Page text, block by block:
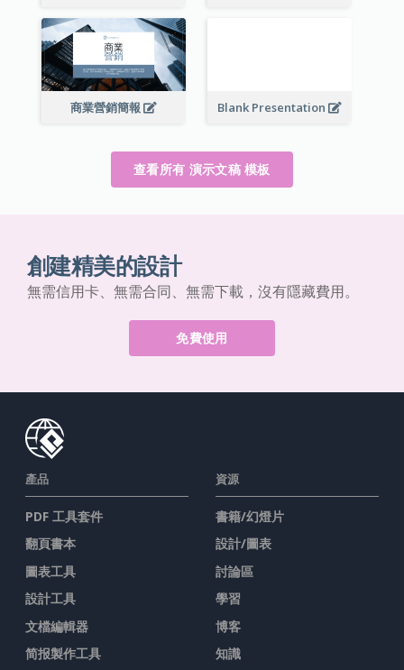
商業營銷簡報 Blank Presentation
查看所有 演示文稿 模板
創建精美的設計
無需信用卡、無需合同、無需下載，沒有隱藏費用。
免費使用
產品
PDF 工具套件
翻頁書本
圖表工具
設計工具
文檔編輯器
简报製作工具
資源
書籍/幻燈片
設計/圖表
討論區
學習
博客
知識